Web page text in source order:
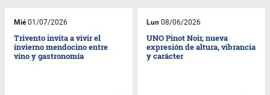
Mié01/07/2026
Trivento invita a vivir el
invierno mendocino entre
vino y gastronomía
Lun 08/06/2026
UNO Pinot Noir, nueva
expresión de altura, vibrancia
y carácter